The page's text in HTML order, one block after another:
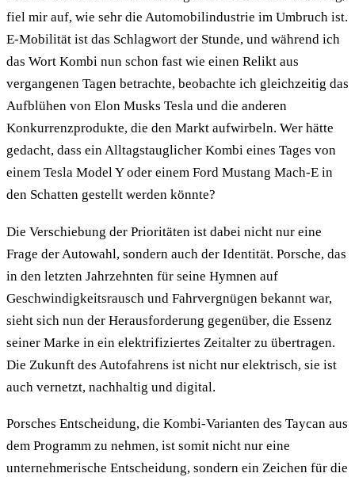
fiel mir auf, wie sehr die Automobilindustrie im Umbruch ist.
E-Mobilität ist das Schlagwort der Stunde, und während ich
das Wort Kombi nun schon fast wie einen Relikt aus
vergangenen Tagen betrachte, beobachte ich gleichzeitig das
Aufblühen von Elon Musks Tesla und die anderen
Konkurrenzprodukte, die den Markt aufwirbeln. Wer hätte
gedacht, dass ein Alltagstauglicher Kombi eines Tages von
einem Tesla Model Y oder einem Ford Mustang Mach-E in
den Schatten gestellt werden könnte?
Die Verschiebung der Prioritäten ist dabei nicht nur eine
Frage der Autowahl, sondern auch der Identität. Porsche, das
in den letzten Jahrzehnten für seine Hymnen auf
Geschwindigkeitsrausch und Fahrvergnügen bekannt war,
sieht sich nun der Herausforderung gegenüber, die Essenz
seiner Marke in ein elektrifiziertes Zeitalter zu übertragen.
Die Zukunft des Autofahrens ist nicht nur elektrisch, sie ist
auch vernetzt, nachhaltig und digital.
Porsches Entscheidung, die Kombi-Varianten des Taycan aus
dem Programm zu nehmen, ist somit nicht nur eine
unternehmerische Entscheidung, sondern ein Zeichen für die